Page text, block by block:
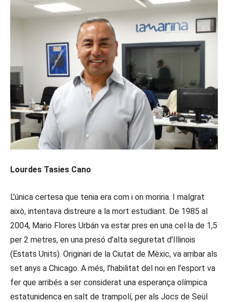
Lourdes Tasies Cano
L’única certesa que tenia era com i on moriria. I malgrat
això, intentava distreure a la mort estudiant. De 1985 al
2004, Mario Flores Urbán va estar pres en una cel·la de 1,5
per 2 metres, en una presó d’alta seguretat d’Illinois
(Estats Units). Originari de la Ciutat de Mèxic, va arribar als
set anys a Chicago. A més, l’habilitat del noi en l’esport va
fer que arribés a ser considerat una esperança olímpica
estatunidenca en salt de trampolí, per als Jocs de Seül